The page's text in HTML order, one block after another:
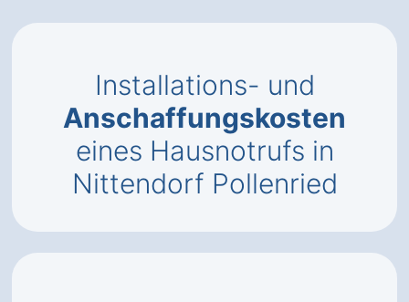
Installations- und
Anschaffungskosten
eines Hausnotrufs in
Nittendorf Pollenried